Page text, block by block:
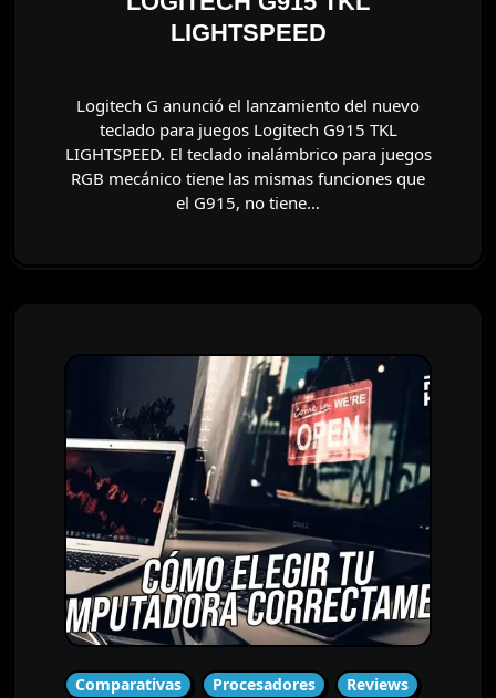
LIGHTSPEED
Logitech G anunció el lanzamiento del nuevo
teclado para juegos Logitech G915 TKL
LIGHTSPEED. El teclado inalámbrico para juegos
RGB mecánico tiene las mismas funciones que
el G915, no tiene…
Comparativas Procesadores Reviews